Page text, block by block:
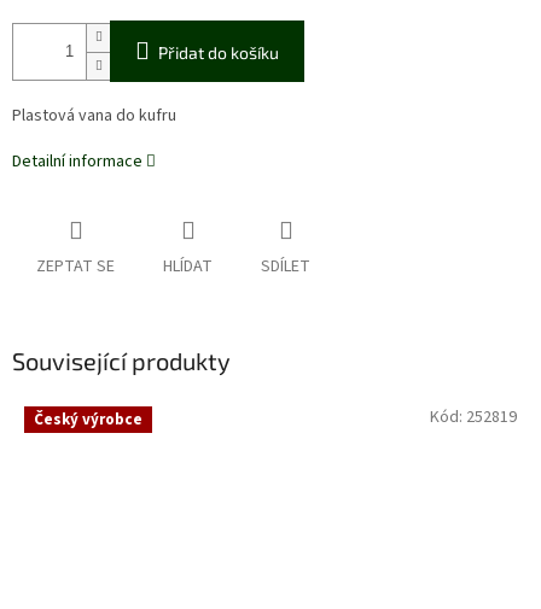
Přidat do košíku
Plastová vana do kufru
Detailní informace
ZEPTAT SE HLÍDAT SDÍLET
Související produkty
Český výrobce Kód: 252819